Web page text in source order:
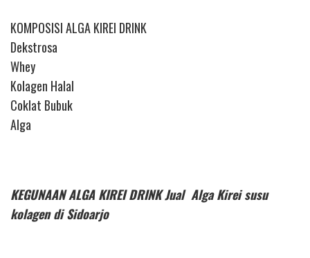
KOMPOSISI ALGA KIREI DRINK
Dekstrosa
Whey
Kolagen Halal
Coklat Bubuk
Alga
KEGUNAAN ALGA KIREI DRINK Jual Alga Kirei susu
kolagen di Sidoarjo